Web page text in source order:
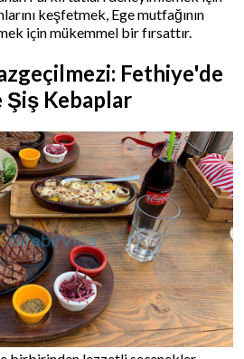
keşfetmek, Ege mutfağının
için mükemmel bir fırsattır.
Fethiye'de
Şiş Kebaplar